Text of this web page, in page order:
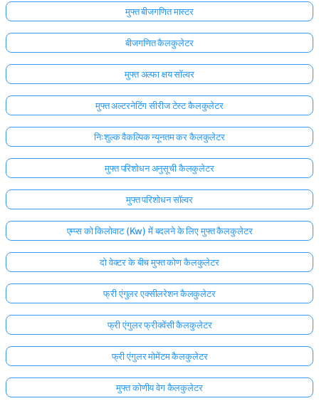
मुफ्त बीजगणित मास्टर
बीजगणित कैलकुलेटर
मुफ्त अल्फा क्षय सॉल्वर
मुफ्त अल्टरनेटिंग सीरीज टेस्ट कैलकुलेटर
निःशुल्क वैकल्पिक न्यूनतम कर कैलकुलेटर
मुफ्त परिशोधन अनुसूची कैलकुलेटर
मुफ्त परिशोधन सॉल्वर
एम्प्स को किलोवाट (Kw) में बदलने के लिए मुफ्त कैलकुलेटर
दो वेक्टर के बीच मुफ्त कोण कैलकुलेटर
फ्री एंगुलर एक्सीलरेशन कैलकुलेटर
फ्री एंगुलर फ्रीक्वेंसी कैलकुलेटर
फ्री एंगुलर मोमेंटम कैलकुलेटर
मुफ्त कोणीय वेग कैलकुलेटर